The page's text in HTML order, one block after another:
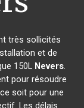
très sollicités
et de
150L Nevers.
pour résoudre
soit pour une
Les délais